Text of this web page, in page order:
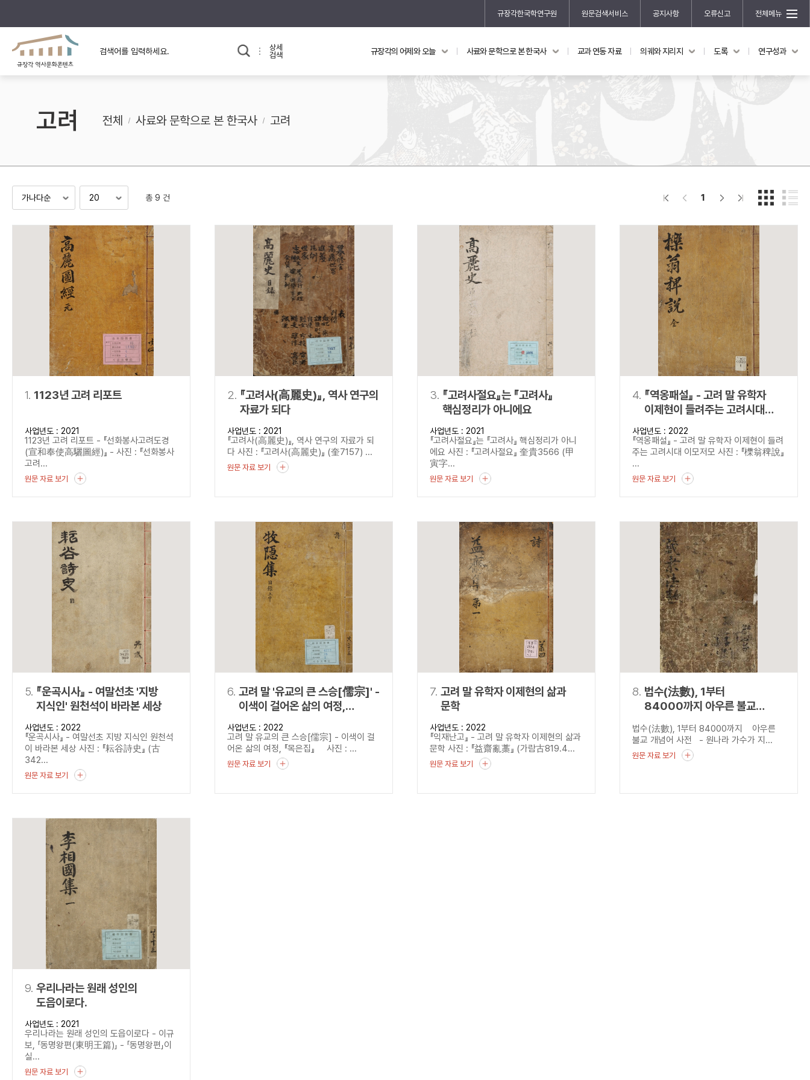
규장각한국학연구원 원문검색서비스 공지사항 오류신고 전체메뉴
규장각의 어제와 오늘
규장각 소개영상
사료와 문학으로 본
고대
조선 후기
교과 연동 자료 의궤와 지리지 도록 연구성과
신진학자 초청 연구교류 사업
규장각-산기 연구비 지원 사업
기획연구
홍재 한국학 펠로십 프로그램
상세
검색
검색 연산자 사용안내
설명
정조 AND 정약용
“정조”와 “정약용”이 동시에 포함된 자료를 검
OR 정조 OR 정약용 “정조” 또는 “정약용”이 포함된 자료를 검색
NOT 정조 NOT 정약용
“정조”가 나온 후 “정약용”이 나오지 않는 자
규장각의 어제와 오늘 사료와 문학으로 본 한국사 교과 연동 자료 의궤와 지리지 도록 연구성과
고려 전체 사료와 문학으로 본 한국사 고려
총 9 건 1
1. 1123년 고려 리포트
사업년도 : 2021
1123년 고려 리포트 - 『선화봉사고려도경
(宣和奉使高驪圖經)』 - 사진 : 『선화봉사
고려...
원문 자료 보기
2. 『고려사(高麗史)』, 역사 연구의
자료가 되다
사업년도 : 2021
『고려사(高麗史)』, 역사 연구의 자료가 되
다 사진 : 『고려사(高麗史)』 (奎7157) ...
원문 자료 보기
3. 『고려사절요』는 『고려사』
핵심정리가 아니에요
사업년도 : 2021
『고려사절요』는 『고려사』 핵심정리가 아니
에요 사진 : 『고려사절요』 奎貴3566 (甲
寅字...
원문 자료 보기
4. 『역옹패설』 - 고려 말 유학자
이제현이 들려주는 고려시대
이모저모
사업년도 : 2022
『역옹패설』 - 고려 말 유학자 이제현이 들려
주는 고려시대 이모저모 사진 : 『櫟翁稗說』
...
원문 자료 보기
5. 『운곡시사』 - 여말선초 '지방
지식인' 원천석이 바라본 세상
사업년도 : 2022
『운곡시사』 - 여말선초 지방 지식인 원천석
이 바라본 세상 사진 : 『耘谷詩史』 (古
342...
원문 자료 보기
6. 고려 말 '유교의 큰 스승[儒宗]' -
이색이 걸어온 삶의 여정,
『목은집』
사업년도 : 2022
고려 말 유교의 큰 스승[儒宗] - 이색이 걸
어온 삶의 여정, 『목은집』 사진 : ...
원문 자료 보기
7. 고려 말 유학자 이제현의 삶과
문학
사업년도 : 2022
『익재난고』 - 고려 말 유학자 이제현의 삶과
문학 사진 : 『益齋亂藁』 (가람古819.4...
원문 자료 보기
8. 법수(法數), 1부터
84000까지 아우른 불교
개념어 사전 - 원나라 가수가
지은 『장승법수(藏乘法數)』를
중심으로 -
법수(法數), 1부터 84000까지 아우른
불교 개념어 사전 - 원나라 가수가 지...
원문 자료 보기
9. 우리나라는 원래 성인의
도읍이로다.
사업년도 : 2021
우리나라는 원래 성인의 도읍이로다 - 이규
보, 「동명왕편(東明王篇)」 - 「동명왕편」이
실...
원문 자료 보기